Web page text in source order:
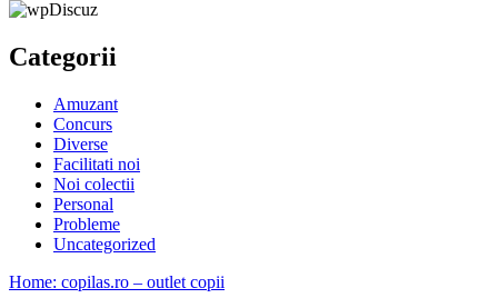
Categorii
Amuzant
Concurs
Diverse
Facilitati noi
Noi colectii
Personal
Probleme
Uncategorized
Home: copilas.ro – outlet copii